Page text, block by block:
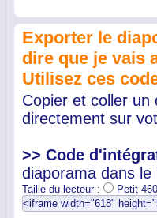
Exporter le
dire que je vais
Utilisez ces
Copier et coller un
directement sur
>> Code
diaporama dans le
Taille du lecteur : Petit